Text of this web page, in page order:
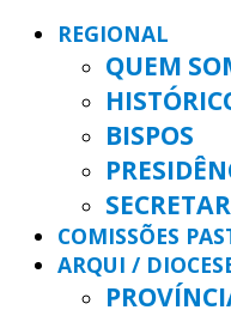
REGIONAL
QUEM
BISPOS
COMISSÕES
ARQUI /